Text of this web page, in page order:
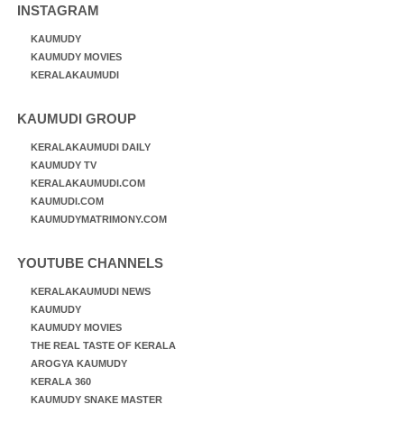
INSTAGRAM
KAUMUDY
KAUMUDY MOVIES
KERALAKAUMUDI
KAUMUDI GROUP
KERALAKAUMUDI DAILY
KAUMUDY TV
KERALAKAUMUDI.COM
KAUMUDI.COM
KAUMUDYMATRIMONY.COM
YOUTUBE CHANNELS
KERALAKAUMUDI NEWS
KAUMUDY
KAUMUDY MOVIES
THE REAL TASTE OF KERALA
AROGYA KAUMUDY
KERALA 360
KAUMUDY SNAKE MASTER